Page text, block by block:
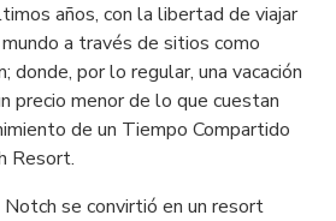
años, con la libertad de viajar
a través de sitios como
donde, por lo regular, una vacación
precio menor de lo que cuestan
de un Tiempo Compartido
Resort.
se convirtió en un resort